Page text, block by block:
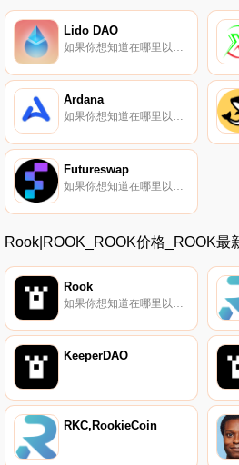
Lido DAO
Ardana
如果你想知道在哪里以当前价格购买Ardana,目前交易{Ardana]股票的顶级加密货币交易所是Gate.io、MEXC、HotDANAt和SundaeSwap。您可以在我们的加密货币交易所页面上找到其他列表.
Futureswap
如果你想知道在哪里以当前价格购买Futureswap,目前交易{Futureswap]股票的顶级加密货币交易所是Gate.io、LATOKEN和Uniswap（V2）。您可以在我们的加密货币交易所页面上找到其他列表.
Rook|ROOK_ROOK价格_ROOK最
Rook
KeeperDAO
RKC,RookieCoin